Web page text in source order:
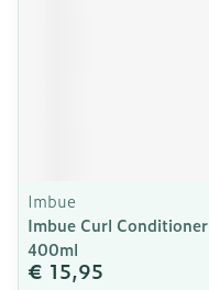
Imbue
Imbue Curl Conditioner
400ml
€ 15,95